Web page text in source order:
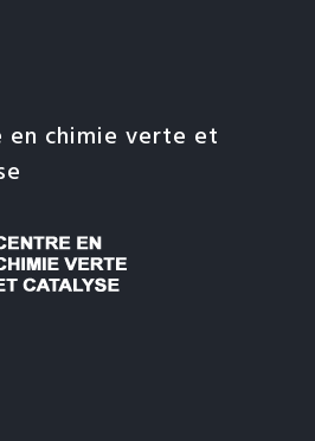
en chimie verte et